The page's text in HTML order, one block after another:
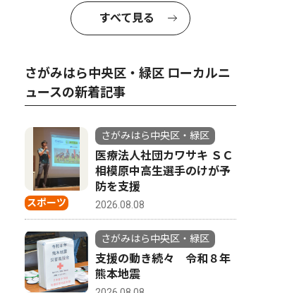
すべて見る
さがみはら中央区・緑区 ローカルニ
ュースの新着記事
スポーツ
さがみはら中央区・緑区
医療法人社団カワサキ ＳＣ
相模原中高生選手のけが予
防を支援
2026.08.08
さがみはら中央区・緑区
支援の動き続々 令和８年
熊本地震